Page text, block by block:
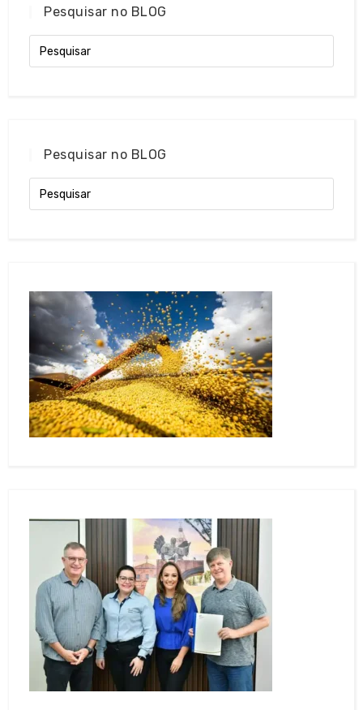
Pesquisar no BLOG
Pesquisar no BLOG